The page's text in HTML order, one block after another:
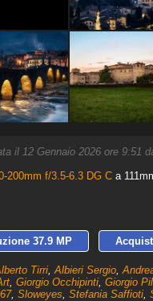
il 12 Gennaio 2026 ore 9:51
200mm f/3.5-6.3 DG Ca
37.9 MP
Tirri, Albieri Sergio,
, Giorgio Occhipinti, Giorgio
, Sloweyes Stefania Saffioti,